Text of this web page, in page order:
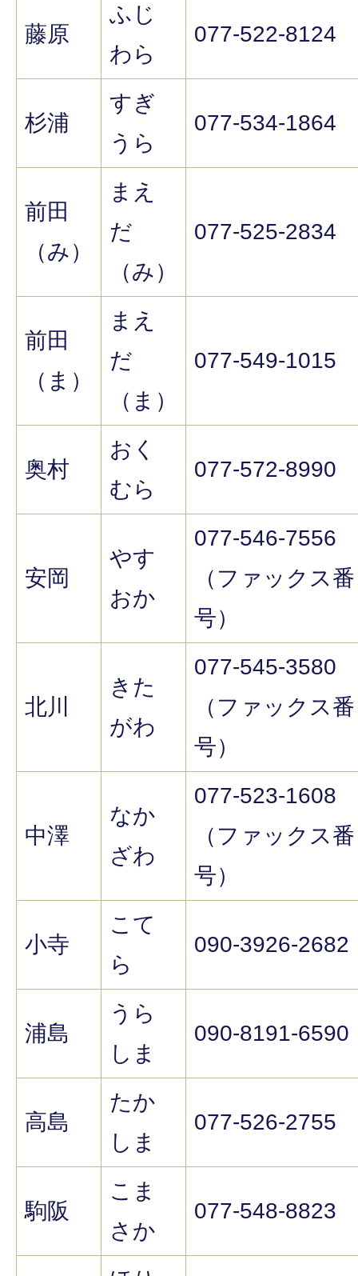
藤原
ふじ
わら
077-522-8124
杉浦
すぎ
うら
077-534-1864
前田
（み）
まえ
だ
（み）
077-525-2834
前田
（ま）
まえ
だ
（ま）
077-549-1015
奥村
おく
むら
077-572-8990
安岡
やす
おか
077-546-7556
（ファックス番
号）
北川
きた
がわ
077-545-3580
（ファックス番
号）
中澤
なか
ざわ
077-523-1608
（ファックス番
号）
小寺
こて
ら
090-3926-2682
浦島
うら
しま
090-8191-6590
高島
たか
しま
077-526-2755
駒阪
こま
さか
077-548-8823